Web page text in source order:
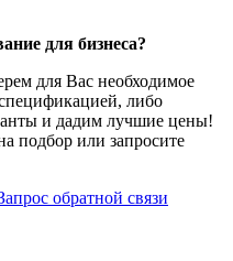
для бизнеса?
для Вас необходимое
либо
и дадим лучшие цены!
подбор или запросите
обратной связи